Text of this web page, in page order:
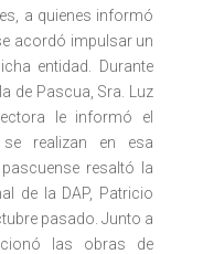
a quienes informó
acordó impulsar un
entidad. Durante
de Pascua, Sra. Luz
le informó el
realizan en esa
resaltó la
de la DAP, Patricio
pasado. Junto a
las obras de